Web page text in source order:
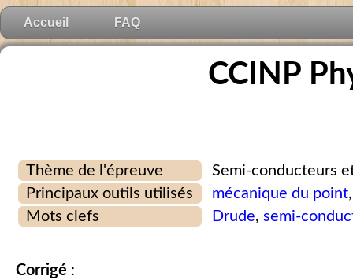
Accueil FAQ
CCINP
Thème de l'épreuve
Semi-conducteurs
Principaux outils utilisés
mécanique du point
Mots clefs
Drude,semi-
Corrigé :